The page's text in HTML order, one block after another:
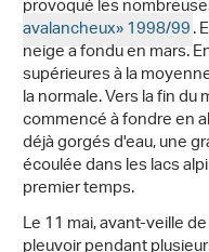
provoqué les
avalancheux» 1998/99.
neige a fondu en mars.
supérieures à la
la normale. Vers la fin du
commencé à fondre en
déjà gorgés d'eau, une
écoulée dans les lacs
premier temps.
Le 11 mai, avant-veille